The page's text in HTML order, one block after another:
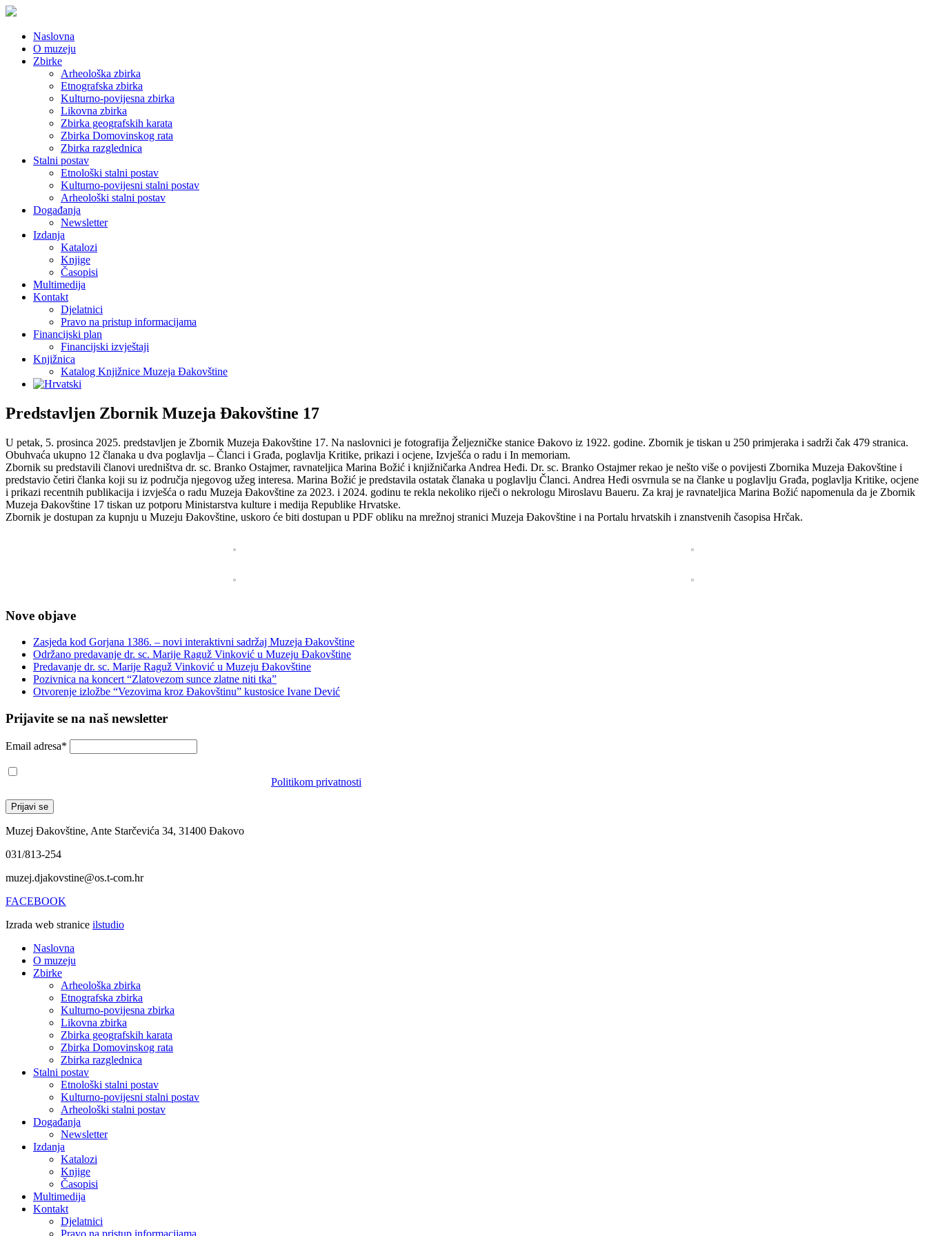
Naslovna
O muzeju
Zbirke
Arheološka zbirka
Etnografska zbirka
Kulturno-povijesna zbirka
Likovna zbirka
Zbirka geografskih karata
Zbirka Domovinskog rata
Zbirka razglednica
Stalni postav
Etnološki stalni postav
Kulturno-povijesni stalni postav
Arheološki stalni postav
Događanja
Newsletter
Izdanja
Katalozi
Knjige
Časopisi
Multimedija
Kontakt
Djelatnici
Pravo na pristup informacijama
Financijski plan
Financijski izvještaji
Knjižnica
Katalog Knjižnice Muzeja Đakovštine
Predstavljen Zbornik Muzeja Đakovštine 17
U petak, 5. prosinca 2025. predstavljen je Zbornik Muzeja Đakovštine 17. Na naslovnici je fotografija Željezničke stanice Đakovo iz 1922. godine. Zbornik je tiskan u 250 primjeraka i sadrži čak 479 stranica.
Obuhvaća ukupno 12 članaka u dva poglavlja – Članci i Građa, poglavlja Kritike, prikazi i ocjene, Izvješća o radu i In memoriam.
Zbornik su predstavili članovi uredništva dr. sc. Branko Ostajmer, ravnateljica Marina Božić i knjižničarka Andrea Heđi. Dr. sc. Branko Ostajmer rekao je nešto više o povijesti Zbornika Muzeja Đakovštine i
predstavio četiri članka koji su iz područja njegovog užeg interesa. Marina Božić je predstavila ostatak članaka u poglavlju Članci. Andrea Heđi osvrnula se na članke u poglavlju Građa, poglavlja Kritike, ocjene
i prikazi recentnih publikacija i izvješća o radu Muzeja Đakovštine za 2023. i 2024. godinu te rekla nekoliko riječi o nekrologu Miroslavu Baueru. Za kraj je ravnateljica Marina Božić napomenula da je Zbornik
Muzeja Đakovštine 17 tiskan uz potporu Ministarstva kulture i medija Republike Hrvatske.
Zbornik je dostupan za kupnju u Muzeju Đakovštine, uskoro će biti dostupan u PDF obliku na mrežnoj stranici Muzeja Đakovštine i na Portalu hrvatskih i znanstvenih časopisa Hrčak.
Nove objave
Zasjeda kod Gorjana 1386. – novi interaktivni sadržaj Muzeja Đakovštine
Održano predavanje dr. sc. Marije Raguž Vinković u Muzeju Đakovštine
Predavanje dr. sc. Marije Raguž Vinković u Muzeju Đakovštine
Pozivnica na koncert “Zlatovezom sunce zlatne niti tka”
Otvorenje izložbe “Vezovima kroz Đakovštinu” kustosice Ivane Dević
Prijavite se na naš newsletter
Email adresa*
Politikom privatnosti
Muzej Đakovštine, Ante Starčevića 34, 31400 Đakovo
031/813-254
muzej.djakovstine@os.t-com.hr
FACEBOOK
Izrada web stranice ilstudio
Naslovna
O muzeju
Zbirke
Arheološka zbirka
Etnografska zbirka
Kulturno-povijesna zbirka
Likovna zbirka
Zbirka geografskih karata
Zbirka Domovinskog rata
Zbirka razglednica
Stalni postav
Etnološki stalni postav
Kulturno-povijesni stalni postav
Arheološki stalni postav
Događanja
Newsletter
Izdanja
Katalozi
Knjige
Časopisi
Multimedija
Kontakt
Djelatnici
Pravo na pristup informacijama